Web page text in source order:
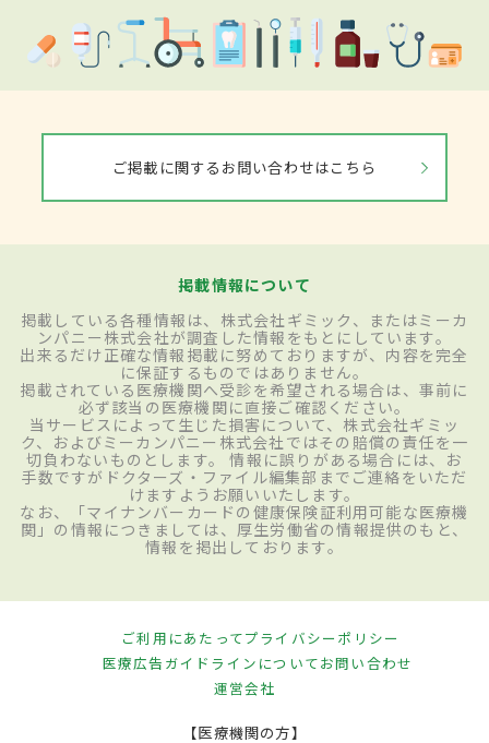
ご掲載に関するお問い合わせはこちら
掲載情報について
掲載している各種情報は、株式会社ギミック、またはミーカ
ンパニー株式会社が調査した情報をもとにしています。
出来るだけ正確な情報掲載に努めておりますが、内容を完全
に保証するものではありません。
掲載されている医療機関へ受診を希望される場合は、事前に
必ず該当の医療機関に直接ご確認ください。
当サービスによって生じた損害について、株式会社ギミッ
ク、およびミーカンパニー株式会社ではその賠償の責任を一
切負わないものとします。 情報に誤りがある場合には、お
手数ですがドクターズ・ファイル編集部までご連絡をいただ
けますようお願いいたします。
なお、「マイナンバーカードの健康保険証利用可能な医療機
関」の情報につきましては、厚生労働省の情報提供のもと、
情報を掲出しております。
ご利用にあたってプライバシーポリシー
医療広告ガイドラインについてお問い合わせ
運営会社
【医療機関の方】